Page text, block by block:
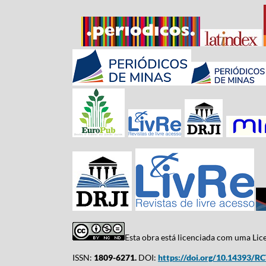
Esta obra está licenciada com uma
ISSN: 1809-6271. DOI: https://doi.org/10.14393/